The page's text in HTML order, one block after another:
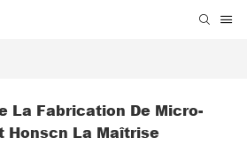
La Fabrication De Micro-
Honscn La Maîtrise